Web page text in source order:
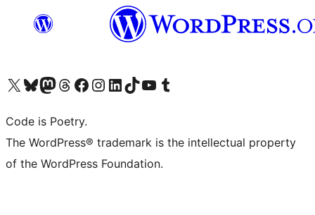
Visita il nostro account X (ex Twitter)
Visita il nostro account Bluesky
Visita il nostro account Mastodon
Visita il nostro account Threads
Visita la nostra pagina Facebook
Visita il nostro account Instagram
Visita il nostro account LinkedIn
Visita il nostro account TikTok
Visita il nostro canale YouTube
Visita il nostro account Tumblr
Code is Poetry.
The WordPress® trademark is the intellectual property
of the WordPress Foundation.